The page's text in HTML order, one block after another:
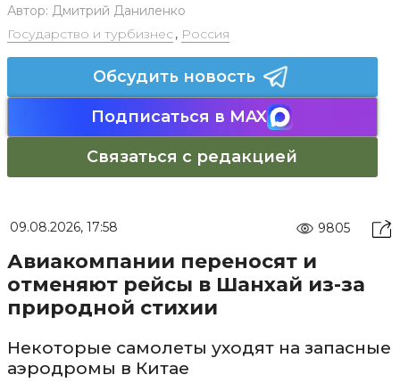
Автор: Дмитрий Даниленко
Государство и турбизнес, Россия
Обсудить новость
Подписаться в MAX
Связаться с редакцией
09.08.2026, 17:58 9805
Авиакомпании переносят и
отменяют рейсы в Шанхай из-за
природной стихии
Некоторые самолеты уходят на запасные
аэродромы в Китае